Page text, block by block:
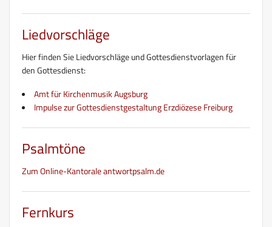
Liedvorschläge
Hier finden Sie Liedvorschläge und Gottesdienstvorlagen für
den Gottesdienst:
Amt für Kirchenmusik Augsburg
Impulse zur Gottesdienstgestaltung Erzdiözese Freiburg
Psalmtöne
Zum Online-Kantorale antwortpsalm.de
Fernkurs